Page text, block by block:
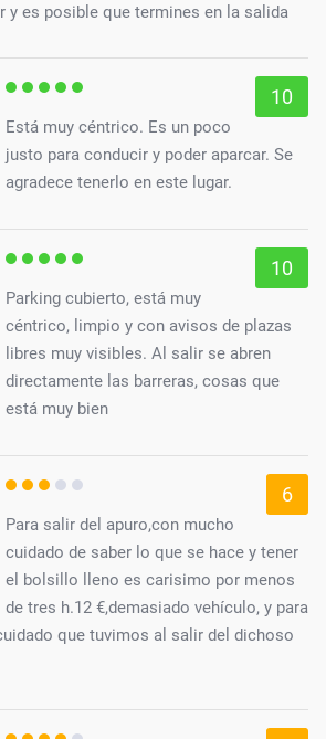
y es posible que termines en la salida
10
Está muy céntrico. Es un poco
justo para conducir y poder aparcar. Se
agradece tenerlo en este lugar.
10
Parking cubierto, está muy
céntrico, limpio y con avisos de plazas
libres muy visibles. Al salir se abren
directamente las barreras, cosas que
está muy bien
6
Para salir del apuro,con mucho
cuidado de saber lo que se hace y tener
el bolsillo lleno es carisimo por menos
de tres h.12 €,demasiado vehículo, y para
que tuvimos al salir del dichoso